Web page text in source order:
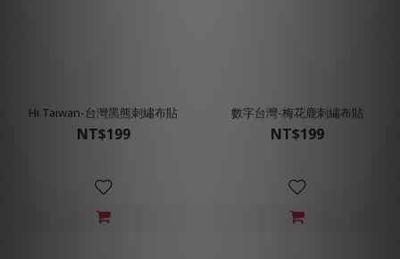
Hi Taiwan-台灣黑熊刺繡布貼
NT$199
數字台灣-梅花鹿刺繡布貼
NT$199